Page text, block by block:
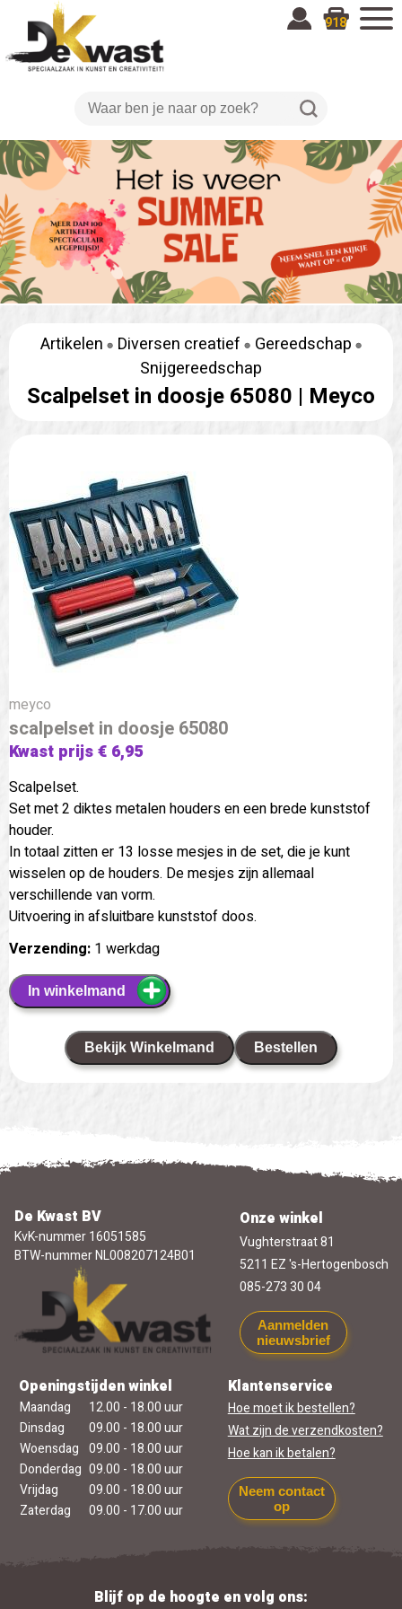
918
Artikelen Diversen creatief
Gereedschap
Snijgereedschap
Scalpelset in doosje 65080 | Meyco
meyco
scalpelset in doosje 65080
Kwast prijs € 6,95
Scalpelset.
Set met 2 diktes metalen houders en een brede kunststof
houder.
In totaal zitten er 13 losse mesjes in de set, die je kunt
wisselen op de houders. De mesjes zijn allemaal
verschillende van vorm.
Uitvoering in afsluitbare kunststof doos.
Verzending: 1 werkdag
In winkelmand
Bekijk Winkelmand Bestellen
De Kwast BV
KvK-nummer 16051585
BTW-nummer NL008207124B01
Onze winkel
Vughterstraat 81
5211 EZ 's-Hertogenbosch
085-273 30 04
Aanmelden
nieuwsbrief
Openingstijden winkel
Maandag
12.00 - 18.00 uur
Dinsdag
09.00 - 18.00 uur
Woensdag 09.00 - 18.00 uur
Donderdag 09.00 - 18.00 uur
Vrijdag
09.00 - 18.00 uur
Zaterdag
09.00 - 17.00 uur
Klantenservice
Hoe moet ik bestellen?
Wat zijn de verzendkosten?
Hoe kan ik betalen?
Neem contact
op
Blijf op de hoogte en volg ons: